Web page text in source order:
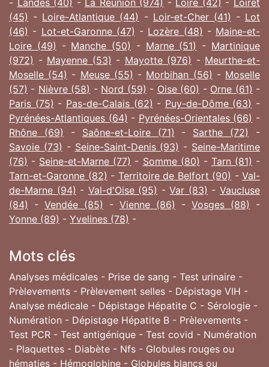
(45) - Loire-Atlantique (44) - Loir-et-Cher (41) - Lot
(46) - Lot-et-Garonne (47) - Lozère (48) - Maine-et-
Loire (49) - Manche (50) - Marne (51) - Martinique
(972) - Mayenne (53) - Mayotte (976) - Meurthe-et-
Moselle (54) - Meuse (55) - Morbihan (56) - Moselle
(57) - Nièvre (58) - Nord (59) - Oise (60) - Orne (61) -
Paris (75) - Pas-de-Calais (62) - Puy-de-Dôme (63) -
Pyrénées-Atlantiques (64) - Pyrénées-Orientales (66) -
Rhône (69) - Saône-et-Loire (71) - Sarthe (72)
-
Savoie (73) - Seine-Saint-Denis (93) - Seine-Maritime
(76) - Seine-et-Marne (77) - Somme (80) - Tarn (81) -
Tarn-et-Garonne (82) - Territoire de Belfort (90) - Val-
de-Marne (94) - Val-d'Oise (95) -Var (83) -Vaucluse
(84) - Vendée (85) - Vienne (86) - Vosges (88) -
Yonne (89) - Yvelines (78) -
Mots clés
Analyses médicales - Prise de sang - Test urinaire -
Prèlevements - Prèlevement selles - Dépistage VIH -
Analyse médicale - Dépistage Hépatite C - Sérologie -
Numération - Dépistage Hépatite B - Prèlevements -
Test PCR - Test antigénique - Test covid - Numération
- Plaquettes - Diabète - Nfs - Globules rouges ou
hématies - Hémoglobine - Globules blancs ou